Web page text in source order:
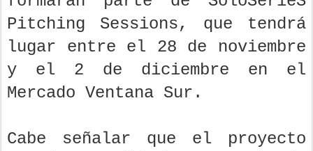
Pitching Sessions, que tendrá
lugar entre el 28 de noviembre
y el 2 de diciembre en el
Mercado Ventana Sur.
Cabe señalar que el proyecto